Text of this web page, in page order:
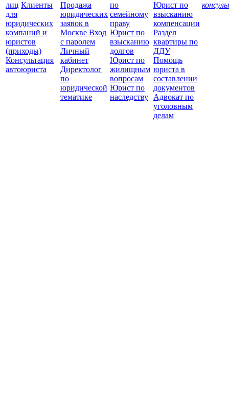
лиц Клиенты
для
юридических
компаний и
юристов
(приходы)
Консультация
автоюриста
Продажа
юридических
заявок в
Москве Вход
с паролем
Личный
кабинет
Директолог
по
юридической
тематике
по
семейному
праву
Юрист по
взысканию
долгов
Юрист по
жилищным
вопросам
Юрист по
наследству
Юрист по
взысканию
компенсации
Раздел
квартиры по
ДДУ
Помощь
юриста в
составлении
документов
Адвокат по
уголовным
делам